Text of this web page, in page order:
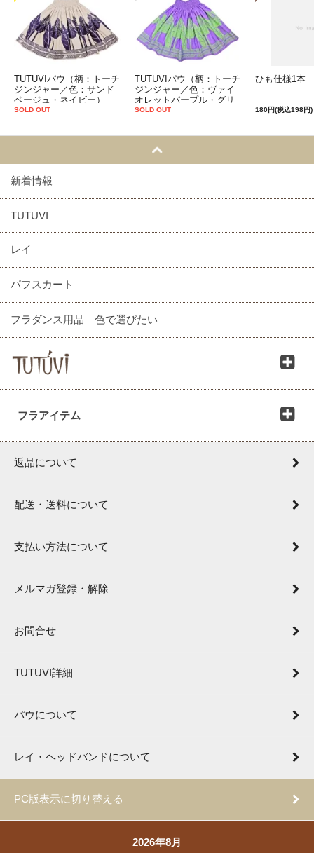
TUTUVIパウ（柄：トーチ
ジンジャー／色：サンド
ベージュ・ネイビー）
SOLD OUT
TUTUVIパウ（柄：トーチ
ジンジャー／色：ヴァイ
オレットパープル・グリ
ーン）
SOLD OUT
ひも仕様1本
180円(税込198円)
新着情報
TUTUVI
レイ
パフスカート
フラダンス用品 色で選びたい
フラアイテム
返品について
配送・送料について
支払い方法について
メルマガ登録・解除
お問合せ
TUTUVI詳細
パウについて
レイ・ヘッドバンドについて
PC版表示に切り替える
2026年8月